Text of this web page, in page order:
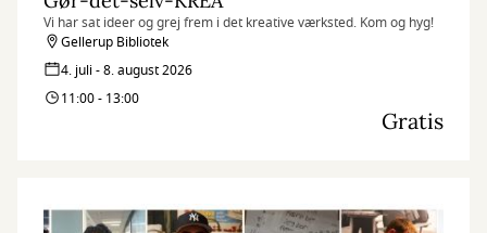
Vi har sat ideer og grej frem i det kreative værksted. Kom og hyg!
Gellerup Bibliotek
4. juli - 8. august 2026
11:00 - 13:00
Gratis